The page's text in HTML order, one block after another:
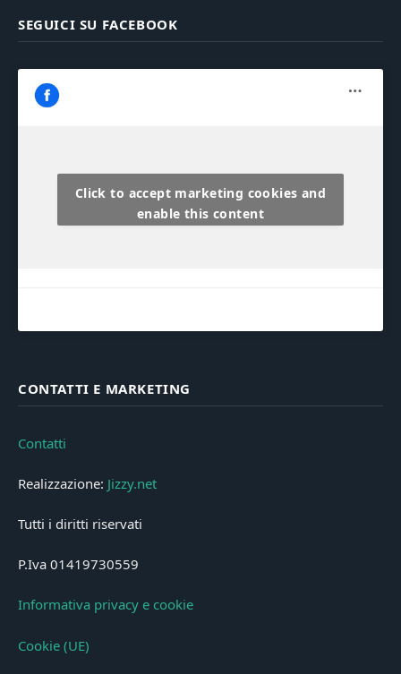
SEGUICI SU FACEBOOK
Click to accept marketing cookies and
enable this content
CONTATTI E MARKETING
Contatti
Realizzazione: Jizzy.net
Tutti i diritti riservati
P.Iva 01419730559
Informativa privacy e cookie
Cookie (UE)